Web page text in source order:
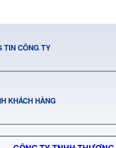
TIN CÔNG TY
KHÁCH HÀNG